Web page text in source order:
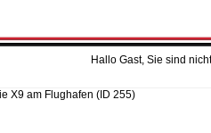
Hallo Gast, Sie sind
X9 am Flughafen (ID 255)